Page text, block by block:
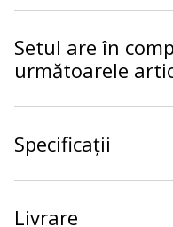
Setul are în
următoarele
Specificații
Livrare